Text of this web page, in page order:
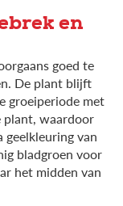
en
goed te
De plant blijft
groeiperiode met
plant, waardoor
van
bladgroen voor
het midden van